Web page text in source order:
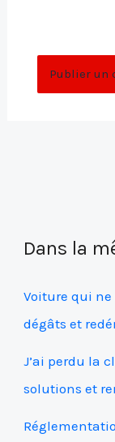
Dans la
Voiture qui ne
dégâts et
J’ai perdu la
solutions et